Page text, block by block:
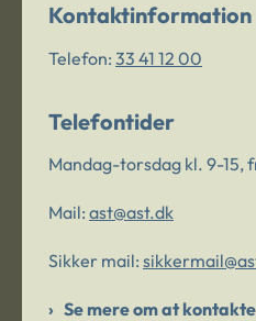
Kontaktinformation
Telefon: 33 41 12 00
Telefontider
Mandag-torsdag kl. 9-15,
Mail: ast@ast.dk
Sikker mail:
Se mere om at